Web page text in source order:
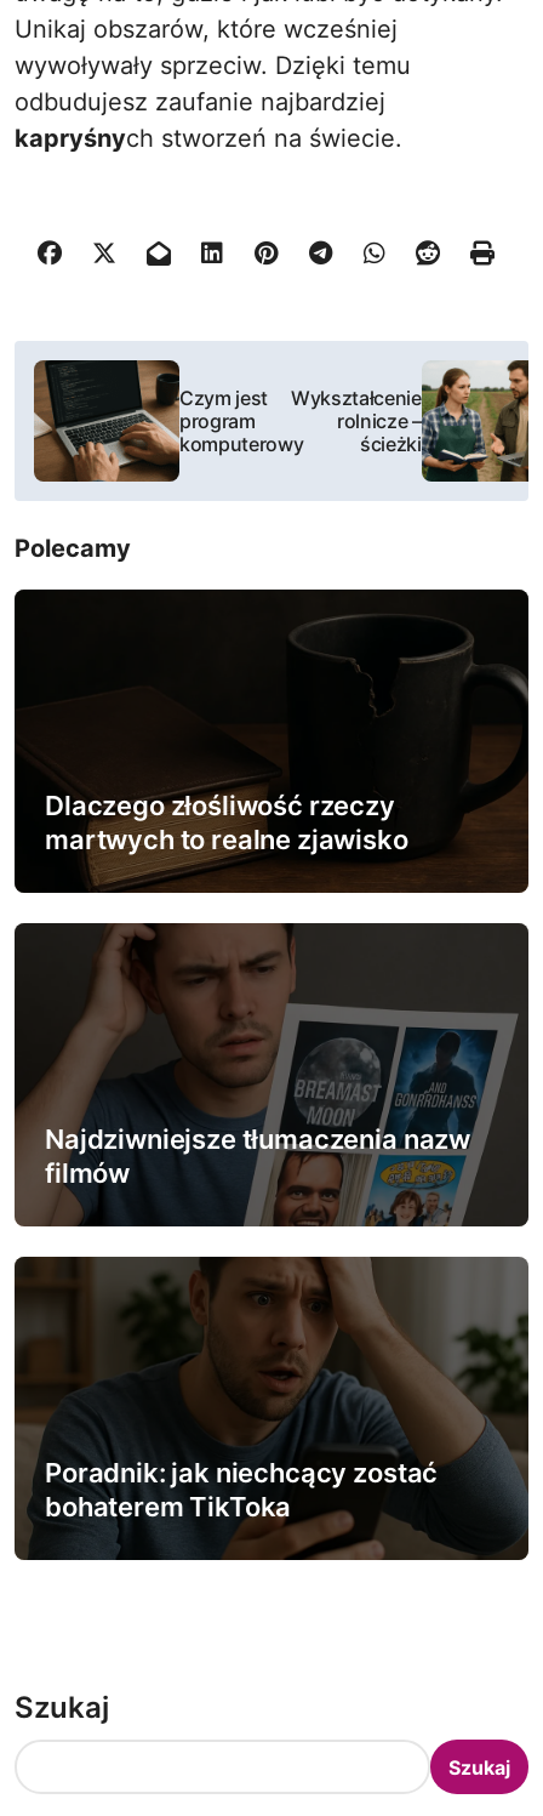
Unikaj obszarów, które wcześniej
wywoływały sprzeciw. Dzięki temu
odbudujesz zaufanie najbardziej
kapryśnych stworzeń na świecie.
N
w
i
g
a
i
Czym jest
program
komputerowy
Wykształcenie
rolnicze –
ścieżki
Polecamy
Dlaczego złośliwość rzeczy
martwych to realne zjawisko
Najdziwniejsze tłumaczenia nazw
filmów
Poradnik: jak niechcący zostać
bohaterem TikToka
Szukaj
Szukaj